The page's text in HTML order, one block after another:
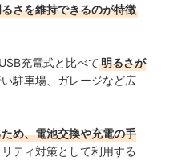
さを維持できるのが特徴
充電式と比べて明るさが
駐車場、ガレージなど広
め、電池交換や充電の手
ティ対策として利用する